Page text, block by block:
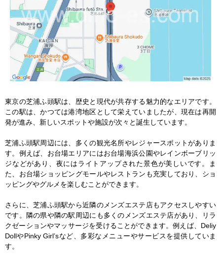
東京の芝浦ふ頭駅は、歴史と現代が共存する魅力的なエリアです。
この駅は、かつては港湾地区として栄えていましたが、現在は再開
発が進み、新しいスポットや施設が次々と誕生しています。
芝浦ふ頭駅周辺には、多くの観光名所やレジャースポットがありま
す。例えば、お台場エリアにはお台場海浜公園やレインボーブリッ
ジなどがあり、夜にはライトアップされた景色が美しいです。ま
た、お台場ショッピングモールやレストランも充実しており、ショ
ッピングやグルメを楽しむことができます。
さらに、芝浦ふ頭駅から近隣のメンズエステ店もアクセスしやすい
です。隣の県や隣の駅周辺にも多くのメンズエステ店があり、リラ
クゼーションやマッサージを受けることができます。例えば、Deliy
DollやPinky Girl’sなど、多彩なメニューやサービスを提供していま
す。